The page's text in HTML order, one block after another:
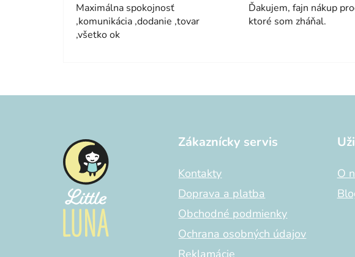
Maximálna spokojnosť
,komunikácia ,dodanie ,tovar
,všetko ok
Ďakujem, fajn nákup
ktoré som zháňal.
Zákaznícky servis
Kontakty
Doprava a platba
Obchodné podmienky
Ochrana osobných údajov
Reklamácie
O